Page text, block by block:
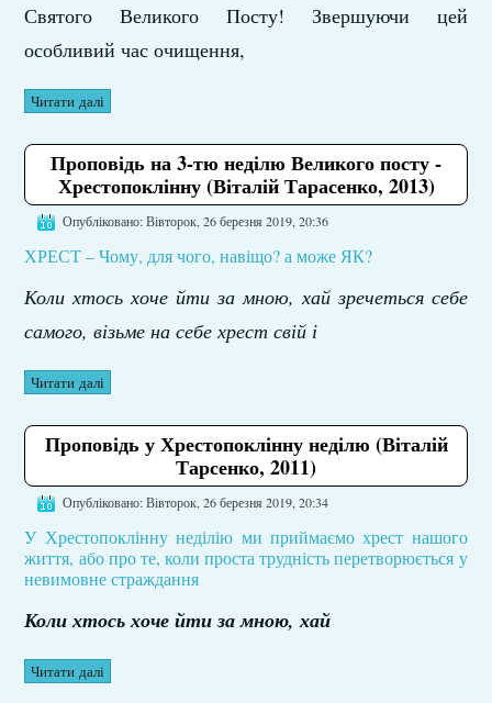
Святого Великого Посту! Звершуючи цей
особливий час очищення,
Читати далі
Проповідь на 3-тю неділю Великого посту -
Хрестопоклінну (Віталій Тарасенко, 2013)
Опубліковано: Вівторок, 26 березня 2019, 20:36
ХРЕСТ – Чому, для чого, навіщо? а може ЯК?
Коли хтось хоче йти за мною, хай зречеться себе
самого, візьме на себе хрест свій і
Читати далі
Проповідь у Хрестопоклінну неділю (Віталій
Тарсенко, 2011)
Опубліковано: Вівторок, 26 березня 2019, 20:34
У Хрестопоклінну неділію ми приймаємо хрест нашого
життя, або про те, коли проста трудність перетворюється у
невимовне страждання
Коли хтось хоче йти за мною, хай
Читати далі